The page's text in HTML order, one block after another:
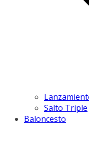
Salto Triple
Baloncesto